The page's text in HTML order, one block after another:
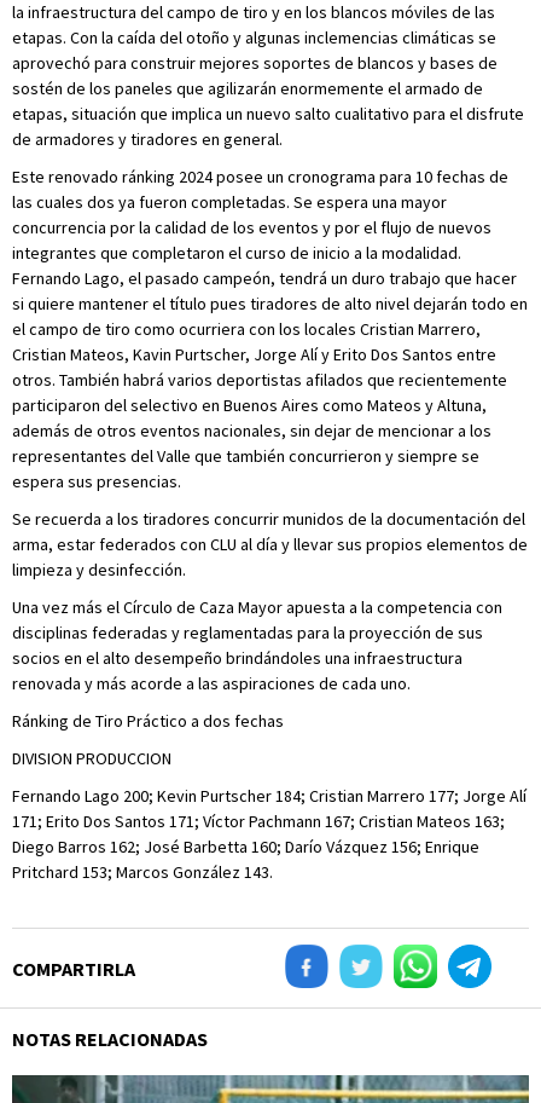
la infraestructura del campo de tiro y en los blancos móviles de las
etapas. Con la caída del otoño y algunas inclemencias climáticas se
aprovechó para construir mejores soportes de blancos y bases de
sostén de los paneles que agilizarán enormemente el armado de
etapas, situación que implica un nuevo salto cualitativo para el disfrute
de armadores y tiradores en general.
Este renovado ránking 2024 posee un cronograma para 10 fechas de
las cuales dos ya fueron completadas. Se espera una mayor
concurrencia por la calidad de los eventos y por el flujo de nuevos
integrantes que completaron el curso de inicio a la modalidad.
Fernando Lago, el pasado campeón, tendrá un duro trabajo que hacer
si quiere mantener el título pues tiradores de alto nivel dejarán todo en
el campo de tiro como ocurriera con los locales Cristian Marrero,
Cristian Mateos, Kavin Purtscher, Jorge Alí y Erito Dos Santos entre
otros. También habrá varios deportistas afilados que recientemente
participaron del selectivo en Buenos Aires como Mateos y Altuna,
además de otros eventos nacionales, sin dejar de mencionar a los
representantes del Valle que también concurrieron y siempre se
espera sus presencias.
Se recuerda a los tiradores concurrir munidos de la documentación del
arma, estar federados con CLU al día y llevar sus propios elementos de
limpieza y desinfección.
Una vez más el Círculo de Caza Mayor apuesta a la competencia con
disciplinas federadas y reglamentadas para la proyección de sus
socios en el alto desempeño brindándoles una infraestructura
renovada y más acorde a las aspiraciones de cada uno.
Ránking de Tiro Práctico a dos fechas
DIVISION PRODUCCION
Fernando Lago 200; Kevin Purtscher 184; Cristian Marrero 177; Jorge Alí
171; Erito Dos Santos 171; Víctor Pachmann 167; Cristian Mateos 163;
Diego Barros 162; José Barbetta 160; Darío Vázquez 156; Enrique
Pritchard 153; Marcos González 143.
COMPARTIRLA
NOTAS RELACIONADAS